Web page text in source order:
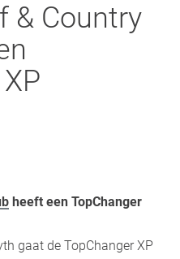
& Country
heeft een TopChanger
gaat de TopChanger XP